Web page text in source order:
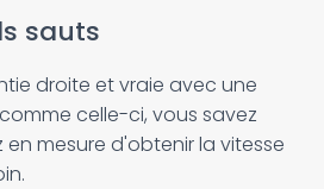
sauts
droite et vraie avec une
celle-ci, vous savez
mesure d'obtenir la vitesse